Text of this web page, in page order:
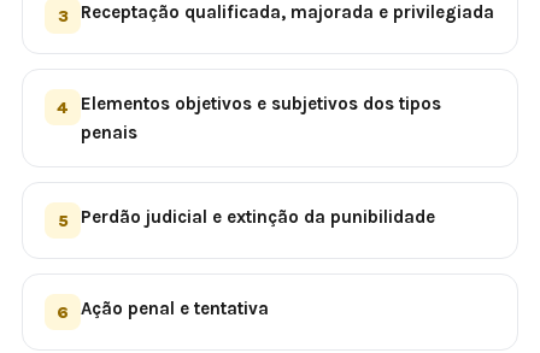
3 Receptação qualificada, majorada e privilegiada
4
Elementos objetivos e subjetivos dos tipos
penais
5 Perdão judicial e extinção da punibilidade
6 Ação penal e tentativa